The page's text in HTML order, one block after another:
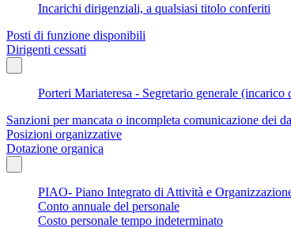
Incarichi dirigenziali, a qualsiasi titolo conferiti
Posti di funzione disponibili
Dirigenti cessati
Porteri Mariateresa - Segretario generale (incarico
Sanzioni per mancata o incompleta comunicazione dei
Posizioni organizzative
Dotazione organica
PIAO- Piano Integrato di Attività e
Conto annuale del personale
Costo personale tempo indeterminato